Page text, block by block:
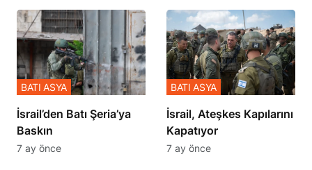
​​​​​​​İsrail’den Batı Şeria’ya
Baskın
BATI ASYA
7 ay önce
İsrail, Ateşkes Kapılarını
Kapatıyor
BATI ASYA
7 ay önce